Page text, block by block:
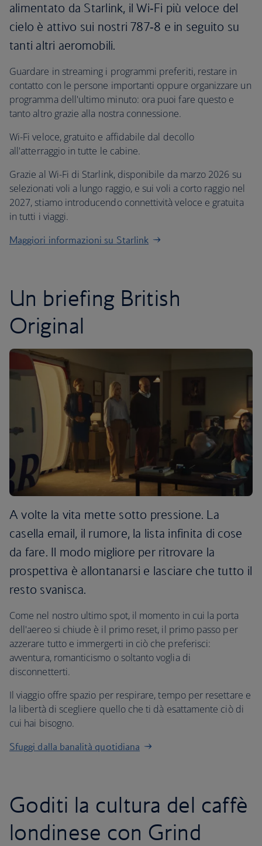
alimentato da Starlink, il Wi‑Fi più veloce del
cielo è attivo sui nostri 787‑8 e in seguito su
tanti altri aeromobili.
Guardare in streaming i programmi preferiti, restare in
contatto con le persone importanti oppure organizzare un
programma dell'ultimo minuto: ora puoi fare questo e
tanto altro grazie alla nostra connessione.
Wi-Fi veloce, gratuito e affidabile dal decollo
all'atterraggio in tutte le cabine.
Grazie al Wi-Fi di Starlink, disponibile da marzo 2026 su
selezionati voli a lungo raggio, e sui voli a corto raggio nel
2027, stiamo introducendo connettività veloce e gratuita
in tutti i viaggi.
Maggiori informazioni su Starlink
Un briefing British
Original
A volte la vita mette sotto pressione. La
casella email, il rumore, la lista infinita di cose
da fare. Il modo migliore per ritrovare la
prospettiva è allontanarsi e lasciare che tutto il
resto svanisca.
Come nel nostro ultimo spot, il momento in cui la porta
dell'aereo si chiude è il primo reset, il primo passo per
azzerare tutto e immergerti in ciò che preferisci:
avventura, romanticismo o soltanto voglia di
disconnetterti.
Il viaggio offre spazio per respirare, tempo per resettare e
la libertà di scegliere quello che ti dà esattamente ciò di
cui hai bisogno.
Sfuggi dalla banalità quotidiana
Goditi la cultura del caffè
londinese con Grind